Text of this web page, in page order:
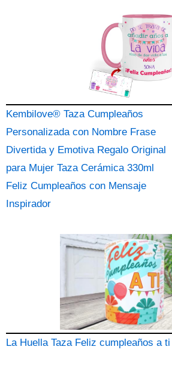
Kembilove® Taza Cumpleaños
Personalizada con Nombre Frase
Divertida y Emotiva Regalo Original
para Mujer Taza Cerámica 330ml
Feliz Cumpleaños con Mensaje
Inspirador
La Huella Taza Feliz cumpleaños a ti